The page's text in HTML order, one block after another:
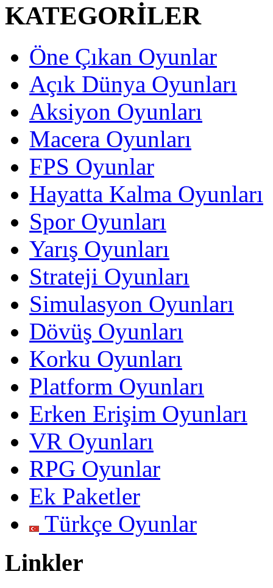
KATEGORİLER
Öne Çıkan Oyunlar
Açık Dünya Oyunları
Aksiyon Oyunları
Macera Oyunları
FPS Oyunlar
Hayatta Kalma Oyunları
Spor Oyunları
Yarış Oyunları
Strateji Oyunları
Simulasyon Oyunları
Dövüş Oyunları
Korku Oyunları
Platform Oyunları
Erken Erişim Oyunları
VR Oyunları
RPG Oyunlar
Ek Paketler
Türkçe Oyunlar
Linkler